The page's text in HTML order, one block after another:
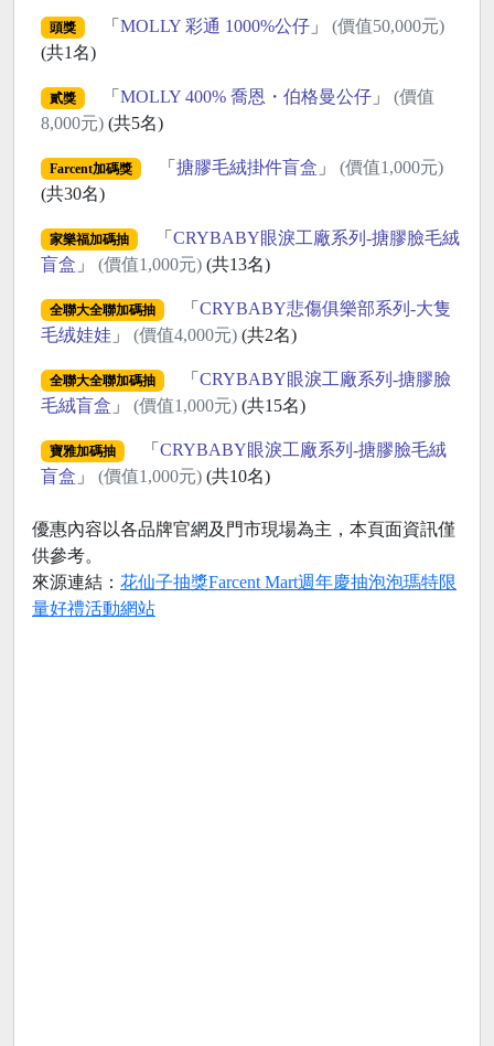
頭獎 「 MOLLY 彩通 1000%公仔」 (價值50,000元)
(共1名)
貳獎 「 MOLLY 400% 喬恩・伯格曼公仔」 (價值
8,000元) (共5名)
Farcent加碼獎 「 搪膠毛絨掛件盲盒 」 (價值1,000元)
(共30名)
家樂福加碼抽 「 CRYBABY眼淚工廠系列-搪膠臉毛絨
盲盒 」 (價值1,000元) (共13名)
全聯大全聯加碼抽 「 CRYBABY悲傷俱樂部系列-大隻
毛绒娃娃 」 (價值4,000元) (共2名)
全聯大全聯加碼抽 「 CRYBABY眼淚工廠系列-搪膠臉
毛絨盲盒 」 (價值1,000元) (共15名)
寶雅加碼抽 「 CRYBABY眼淚工廠系列-搪膠臉毛絨
盲盒 」 (價值1,000元) (共10名)
優惠內容以各品牌官網及門市現場為主，本頁面資訊僅
供參考。
來源連結： 花仙子抽獎Farcent Mart週年慶抽泡泡瑪特限
量好禮活動網站